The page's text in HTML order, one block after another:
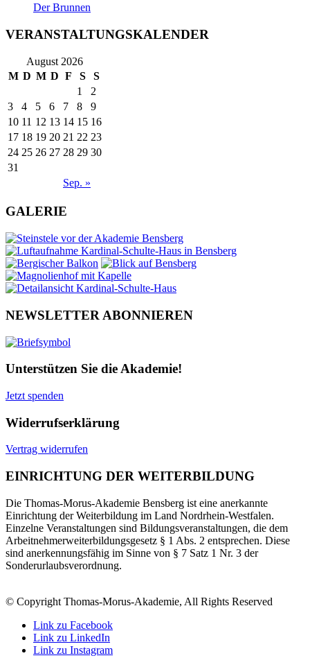
Der Brunnen
VERANSTALTUNGSKALENDER
August 2026
M D M D F S S
Sep. »
1
2
3
4 5 6 7 8
9
10 11 12 13 14 15 16
17 18 19 20 21 22 23
24 25 26 27 28 29 30
31
GALERIE
NEWSLETTER ABONNIEREN
Unterstützen Sie die Akademie!
Jetzt spenden
Widerrufserklärung
Vertrag widerrufen
EINRICHTUNG DER WEITERBILDUNG
Die Thomas-Morus-Akademie Bensberg ist eine anerkannte
Einrichtung der Weiterbildung im Land Nordrhein-Westfalen.
Einzelne Veranstaltungen sind Bildungsveranstaltungen, die dem
Arbeitnehmerweiterbildungsgesetz § 1 Abs. 2 entsprechen. Diese
sind anerkennungsfähig im Sinne von § 7 Satz 1 Nr. 3 der
Sonderurlaubsverordnung.
© Copyright Thomas-Morus-Akademie, All Rights Reserved
Link zu Facebook
Link zu LinkedIn
Link zu Instagram